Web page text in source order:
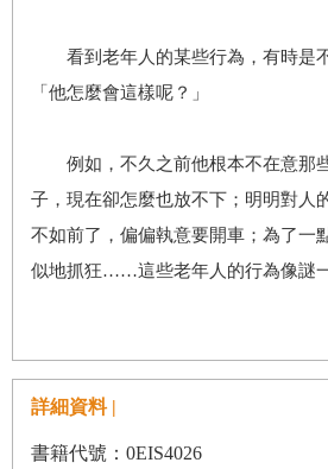
看到老年人的某些行為，有時是不
「他怎麼會這樣呢？」
例如，不久之前他根本不在意那
子，現在卻怎麼也放不下；明明對人
不如前了，偏偏執意要開車；為了一
似地抓狂……這些老年人的行為像謎
是要研究這些原因，透過老人行為學
內心的謎團。
詳細資料 |
書籍代號：0EIS4026